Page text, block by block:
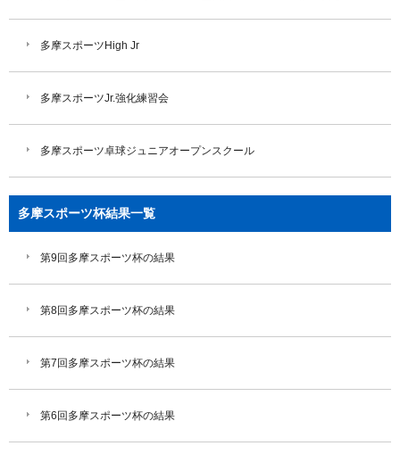
多摩スポーツHigh Jr
多摩スポーツJr.強化練習会
多摩スポーツ卓球ジュニアオープンスクール
多摩スポーツ杯結果一覧
第9回多摩スポーツ杯の結果
第8回多摩スポーツ杯の結果
第7回多摩スポーツ杯の結果
第6回多摩スポーツ杯の結果